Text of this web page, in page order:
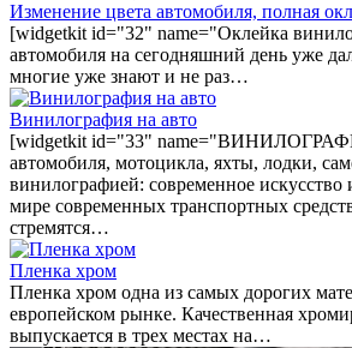
Изменение цвета автомобиля, полная
[widgetkit id="32" name="Оклейка
автомобиля на сегодняшний день уже
многие уже знают и не раз…
Винилография на авто
[widgetkit id="33"
автомобиля, мотоцикла, яхты, лодки,
винилографией: современное
мире современных транспортных
стремятся…
Пленка хром
Пленка хром одна из самых дорогих
европейском рынке. Качественная
выпускается в трех местах на…